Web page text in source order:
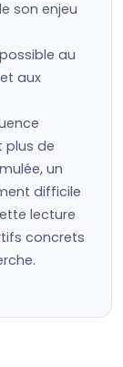
son enjeu
au
aux
plus de
un
difficile
lecture
concrets